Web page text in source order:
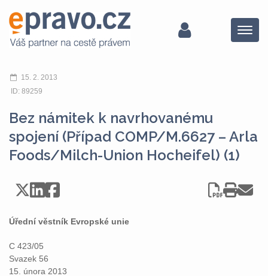
Menu
15. 2. 2013
ID: 89259
Bez námitek k navrhovanému
spojení (Případ COMP/M.6627 – Arla
Foods/Milch-Union Hocheifel) (1)
Úřední věstník Evropské unie
C 423/05
Svazek 56
15. února 2013